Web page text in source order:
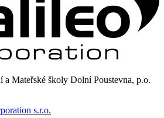
Mateřské školy Dolní Poustevna, p.o.
s.r.o.